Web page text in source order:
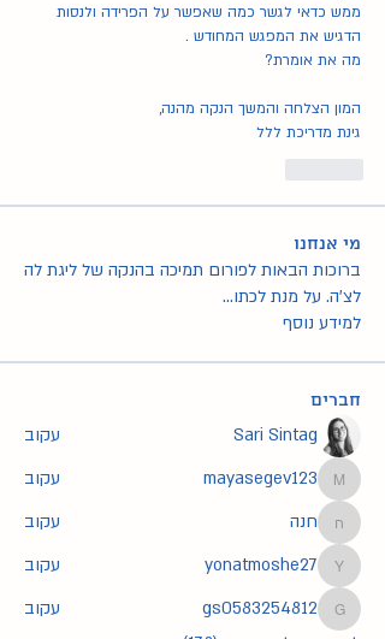
הדגיש את המפגש המחודש .
מה את אומרת?
המון הצלחה והמשך הנקה מהנה,
גינת מדריכת ללל
מי אנחנו
ברוכות הבאות לפורום תמיכה בהנקה של ליגת לה
לצ'ה. על מנת לכתו...
למידע נוסף
חברים
Sari Sintag עקוב
mayasegev123
mayasegev123 עקוב
חנהחנה עקוב
yonatmoshe27
yonatmoshe27 עקוב
gs0583254812
gs0583254812
עקוב